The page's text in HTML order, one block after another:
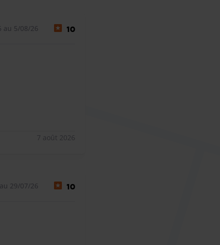
au 5/08/26 10
7 août 2026
29/07/26 10